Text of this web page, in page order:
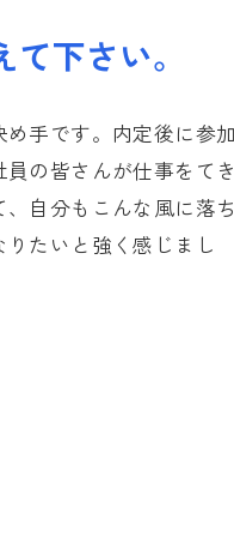
下さい。
手です。内定後に参加
の皆さんが仕事をてき
自分もこんな風に落ち
たいと強く感じまし